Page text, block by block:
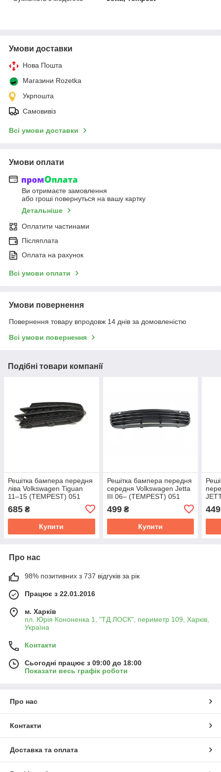
Умови доставки
Нова Пошта
Магазини Rozetka
Укрпошта
Самовивіз
Всі умови доставки
Умови оплати
Ви отримаєте замовлення
або гроші повернуться на вашу картку
Детальніше
Оплатити частинами
Післяплата
Оплата на рахунок
Всі умови оплати
Умови повернення
Повернення товару впродовж 14 днів за домовленістю
Всі умови повернення
Подібні товари компанії
Решітка бампера передня
ліва Volkswagen Tiguan
11–15 (TEMPEST) 051
685 ₴
Купити
Решітка бампера передня
середня Volkswagen Jetta
III 06– (TEMPEST) 051
499₴
Купити
449
Про нас
98% позитивних з 737 відгуків за рік
Працює з 22.01.2016
м. Харків
пл. Юрія Кононенка 1, "ТД ЛОСК", периметр 109, Харків,
Україна
Контакти
Сьогодні працює з 09:00 до 18:00
Показати весь графік роботи
Про нас
Контакти
Доставка та оплата